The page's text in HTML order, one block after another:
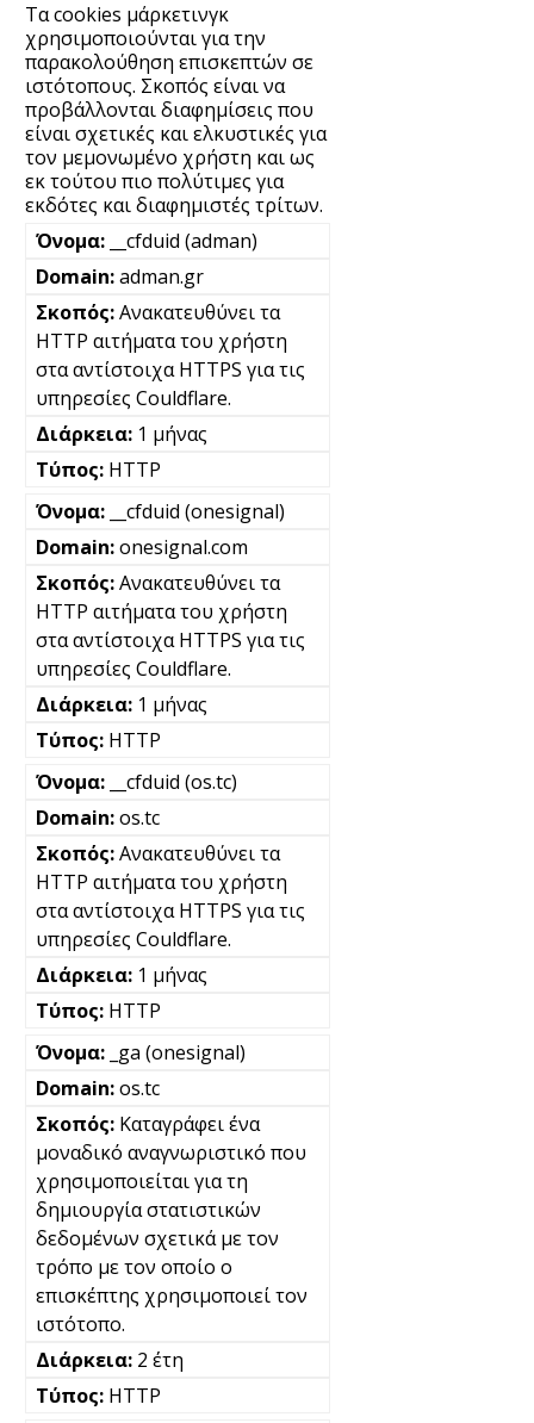
Τα cookies μάρκετινγκ
χρησιμοποιούνται για την
παρακολούθηση επισκεπτών σε
ιστότοπους. Σκοπός είναι να
προβάλλονται διαφημίσεις που
είναι σχετικές και ελκυστικές για
τον μεμονωμένο χρήστη και ως
εκ τούτου πιο πολύτιμες για
εκδότες και διαφημιστές τρίτων.
__cfduid (adman)
adman.gr
Ανακατευθύνει τα
HTTP αιτήματα του χρήστη
στα αντίστοιχα HTTPS για τις
υπηρεσίες Couldflare.
1 μήνας
HTTP
__cfduid (onesignal)
onesignal.com
Ανακατευθύνει τα
HTTP αιτήματα του χρήστη
στα αντίστοιχα HTTPS για τις
υπηρεσίες Couldflare.
1 μήνας
HTTP
__cfduid (os.tc)
os.tc
Ανακατευθύνει τα
HTTP αιτήματα του χρήστη
στα αντίστοιχα HTTPS για τις
υπηρεσίες Couldflare.
1 μήνας
HTTP
_ga (onesignal)
os.tc
Καταγράφει ένα
μοναδικό αναγνωριστικό που
χρησιμοποιείται για τη
δημιουργία στατιστικών
δεδομένων σχετικά με τον
τρόπο με τον οποίο ο
επισκέπτης χρησιμοποιεί τον
ιστότοπο.
2 έτη
HTTP